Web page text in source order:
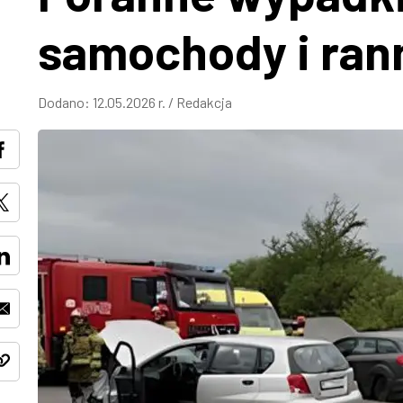
samochody i
Dodano: 12.05.2026 r. / Redakcja